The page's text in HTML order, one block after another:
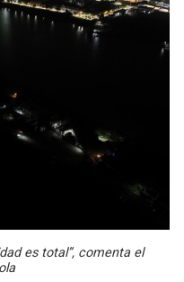
es total”, comenta el